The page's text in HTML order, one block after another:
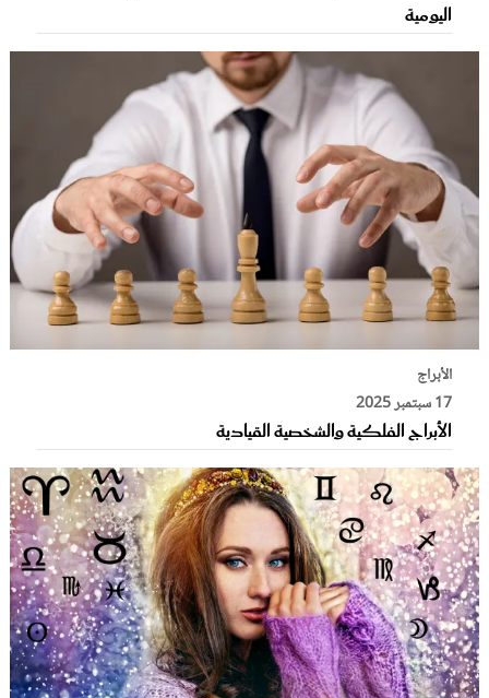
اليومية
الأبراج
17 سبتمبر 2025
الأبراج الفلكية والشخصية القيادية